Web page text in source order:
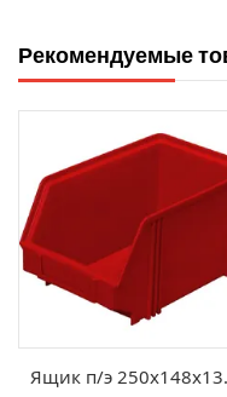
Рекомендуемые
Ящик